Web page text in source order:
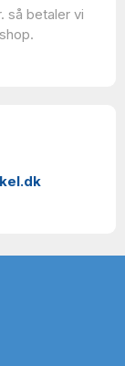
så betaler vi